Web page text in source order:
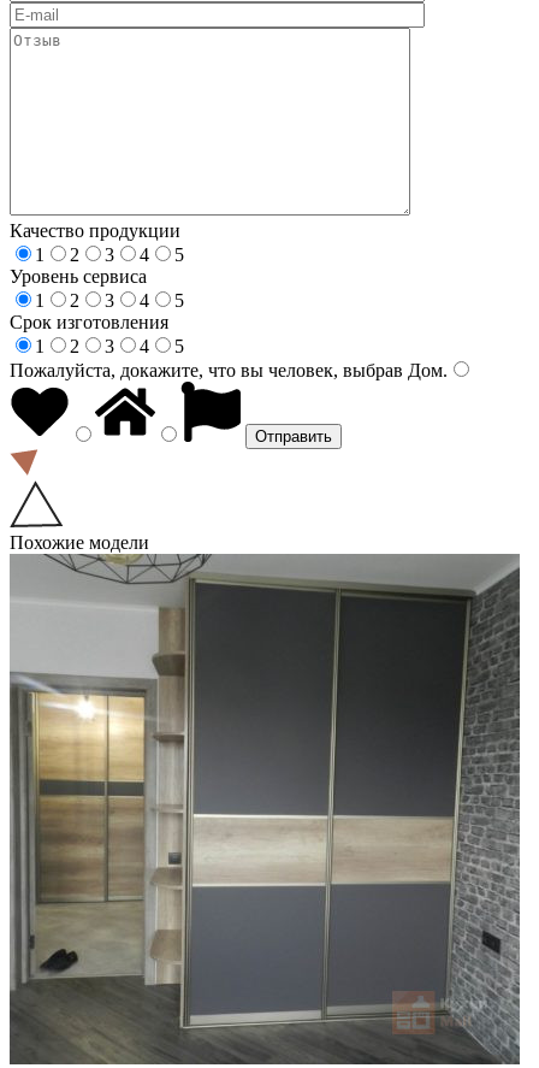
Качество продукции
1
2 3 4
5
Уровень сервиса
1
2 3 4
5
Срок изготовления
1
2 3 4
5
Пожалуйста, докажите, что вы человек, выбрав Дом.
Похожие модели